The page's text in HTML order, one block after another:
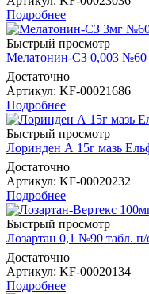
Подробнее
Быстрый просмотр
Мелатонин-СЗ 0,003 №60
Достаточно
Артикул: KF-00021686
Подробнее
Быстрый просмотр
Лоринден А 15г мазь
Достаточно
Артикул: KF-00020232
Подробнее
Быстрый просмотр
Лозартан 0,1 №90 табл. п/
Достаточно
Артикул: KF-00020134
Подробнее